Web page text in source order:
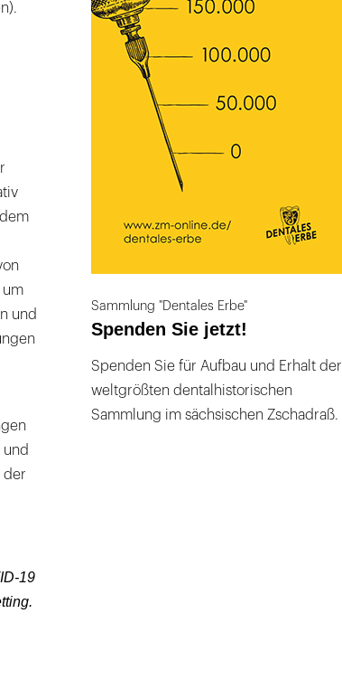
um
und
und
der
19
Sammlung "Dentales Erbe"
Spenden Sie jetzt!
Spenden Sie für Aufbau und Erhalt der
weltgrößten dentalhistorischen
Sammlung im sächsischen Zschadraß.